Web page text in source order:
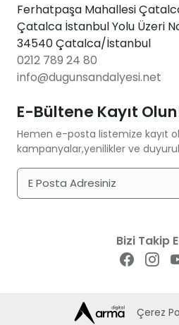
Ferhatpaşa Mahallesi
Çatalca İstanbul Yolu Üzeri
34540 Çatalca/İstanbul
0212 789 24 80
info@dugunsandalyesi.net
E-Bültene Kayıt
Hemen e-posta listemize kayıt
kampanyalar,yenilikler ve
Bizi Takip
Çerez